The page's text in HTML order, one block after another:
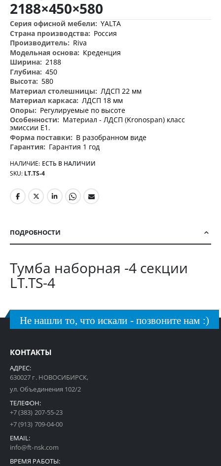
2188×450×580
Дополнительная
информация
YALTA
Россия
Riva
Креденция
2188
450
580
ЛДСП 22 мм
ЛДСП 18 мм
Регулируемые по высоте
Материал - ЛДСП (Kronospan) класс
эмиссии Е1.
В разобранном виде
Гарантия 1 год
НАЛИЧИЕ: ЕСТЬ В НАЛИЧИИ
SKU LT.TS-4
ПОДРОБНОСТИ
Тумба наборная -4 секции
LT.TS-4
Не нашли то, что искали - позвоните нам :)
КОНТАКТЫ
АДРЕС:
630027 г. НОВОСИБИРСК,
ул. Объединения 102/2
ТЕЛЕФОН:
+7 (383) 207-55-23
+7 (913) 709-04-00
EMAIL:
info@ft-nsk.com
ВРЕМЯ РАБОТЫ: